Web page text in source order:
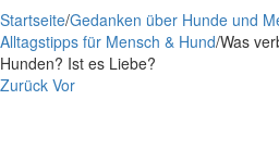
Startseite/Gedanken über Hunde und
Alltagstipps für Mensch & Hund/Was
Hunden? Ist es Liebe?
Zurück Vor